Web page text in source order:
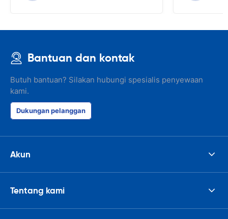
Bantuan dan kontak
Butuh bantuan? Silakan hubungi spesialis penyewaan
kami.
Dukungan pelanggan
Akun
Tentang kami